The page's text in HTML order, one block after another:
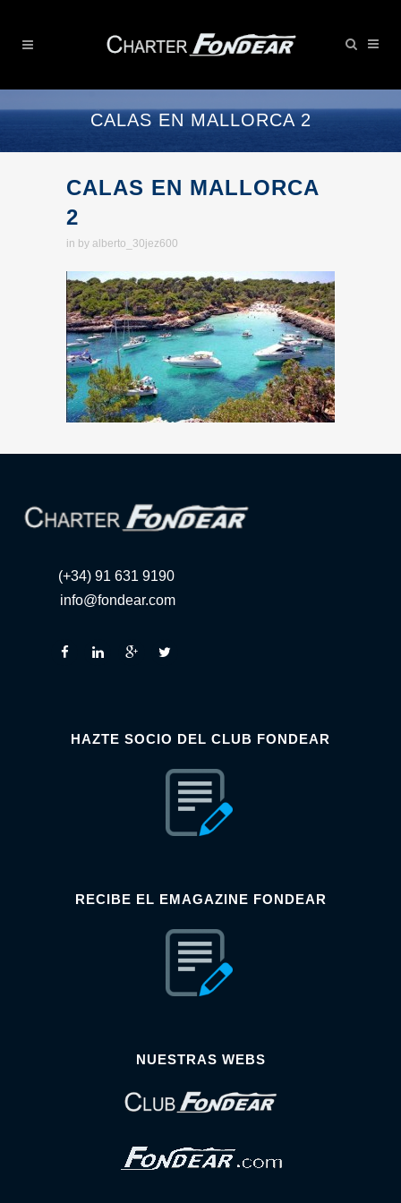
CALAS EN MALLORCA 2
CALAS EN MALLORCA
2
in by alberto_30jez600
(+34) 91 631 9190
info@fondear.com
HAZTE SOCIO DEL CLUB FONDEAR
RECIBE EL EMAGAZINE FONDEAR
NUESTRAS WEBS